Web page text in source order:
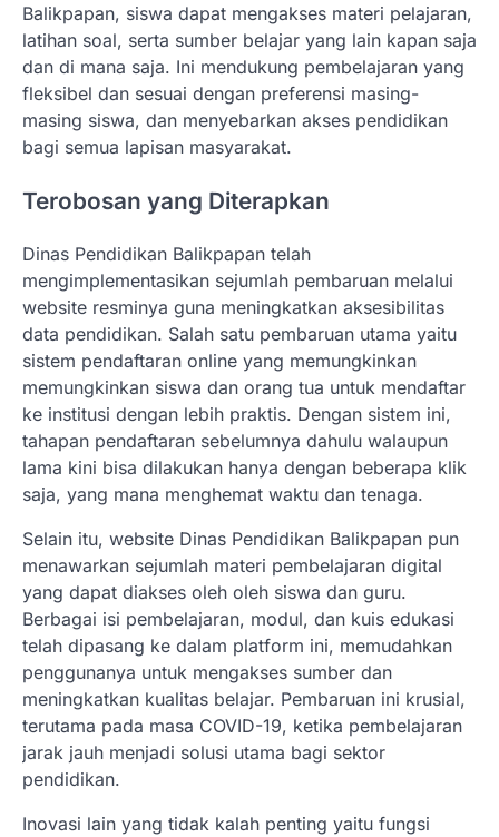
Balikpapan, siswa dapat mengakses materi pelajaran,
latihan soal, serta sumber belajar yang lain kapan saja
dan di mana saja. Ini mendukung pembelajaran yang
fleksibel dan sesuai dengan preferensi masing-
masing siswa, dan menyebarkan akses pendidikan
bagi semua lapisan masyarakat.
Terobosan yang Diterapkan
Dinas Pendidikan Balikpapan telah
mengimplementasikan sejumlah pembaruan melalui
website resminya guna meningkatkan aksesibilitas
data pendidikan. Salah satu pembaruan utama yaitu
sistem pendaftaran online yang memungkinkan
memungkinkan siswa dan orang tua untuk mendaftar
ke institusi dengan lebih praktis. Dengan sistem ini,
tahapan pendaftaran sebelumnya dahulu walaupun
lama kini bisa dilakukan hanya dengan beberapa klik
saja, yang mana menghemat waktu dan tenaga.
Selain itu, website Dinas Pendidikan Balikpapan pun
menawarkan sejumlah materi pembelajaran digital
yang dapat diakses oleh oleh siswa dan guru.
Berbagai isi pembelajaran, modul, dan kuis edukasi
telah dipasang ke dalam platform ini, memudahkan
penggunanya untuk mengakses sumber dan
meningkatkan kualitas belajar. Pembaruan ini krusial,
terutama pada masa COVID-19, ketika pembelajaran
jarak jauh menjadi solusi utama bagi sektor
pendidikan.
Inovasi lain yang tidak kalah penting yaitu fungsi